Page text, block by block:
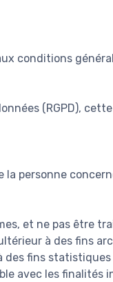
conditions
(RGPD),
personne
et ne pas être
à des fins
fins
avec les finalités